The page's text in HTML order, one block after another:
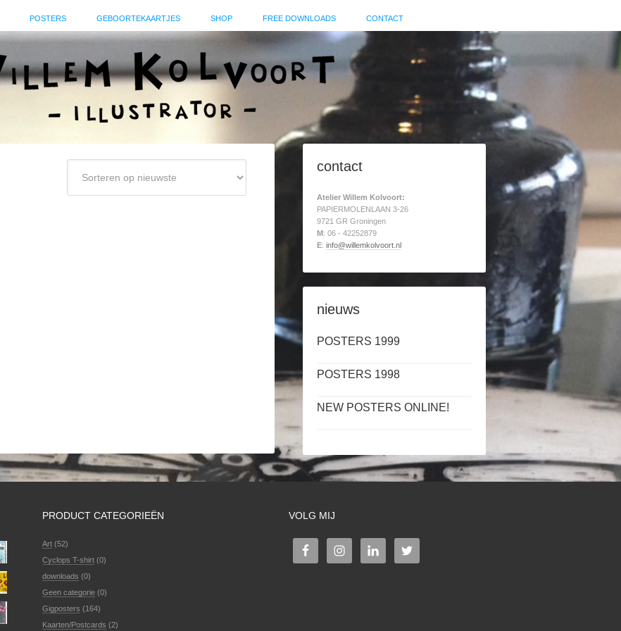
POSTERS GEBOORTEKAARTJES SHOP FREE DOWNLOADS CONTACT
contact
Atelier Willem Kolvoort:
PAPIERMOLENLAAN 3-26
9721 GR Groningen
M: 06 - 42252879
E: info@willemkolvoort.nl
nieuws
POSTERS 1999
POSTERS 1998
NEW POSTERS ONLINE!
PRODUCT CATEGORIEËN
Art (52)
Cyclops T-shirt (0)
downloads (0)
Geen categorie (0)
Gigposters (164)
Kaarten/Postcards (2)
VOLG MIJ